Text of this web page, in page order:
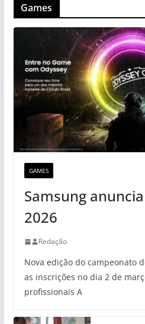
Games
GAMES
Samsung
2026
Redação
Nova edição do campeonato
as inscrições no dia 2 de
profissionais A